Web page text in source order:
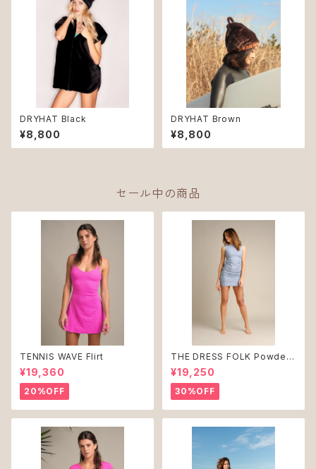
DRYHAT Black
¥8,800
DRYHAT Brown
¥8,800
セール中の商品
TENNIS WAVE Flirt
¥19,360
20%OFF
THE DRESS FOLK Powder
Blue ♻︎
¥19,250
30%OFF